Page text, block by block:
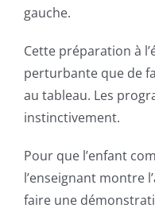
gauche.
Cette préparation à
perturbante que de
au tableau. Les
instinctivement.
Pour que l’enfant
l’enseignant montre
faire une